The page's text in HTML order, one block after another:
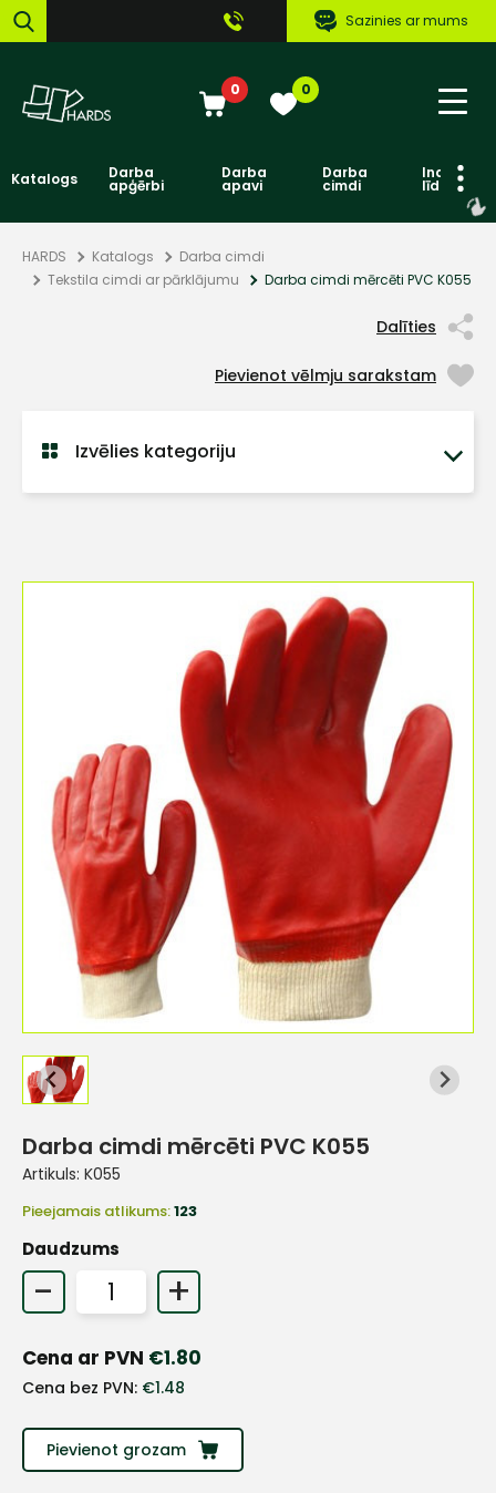
Sazinies ar mums
0 0
Katalogs Darba
apģērbi
Darba
apavi
Darba
cimdi līdzekļi
HARDS Katalogs
Darba cimdi
Tekstila cimdi ar pārklājumu
Darba cimdi mērcēti PVC K055
Dalīties
Pievienot vēlmju sarakstam
Izvēlies kategoriju
Darba cimdi mērcēti PVC K055
Artikuls: K055
Pieejamais atlikums:123
Daudzums
- +
Cena ar PVN €1.80
Cena bez PVN: €1.48
Pievienot grozam+